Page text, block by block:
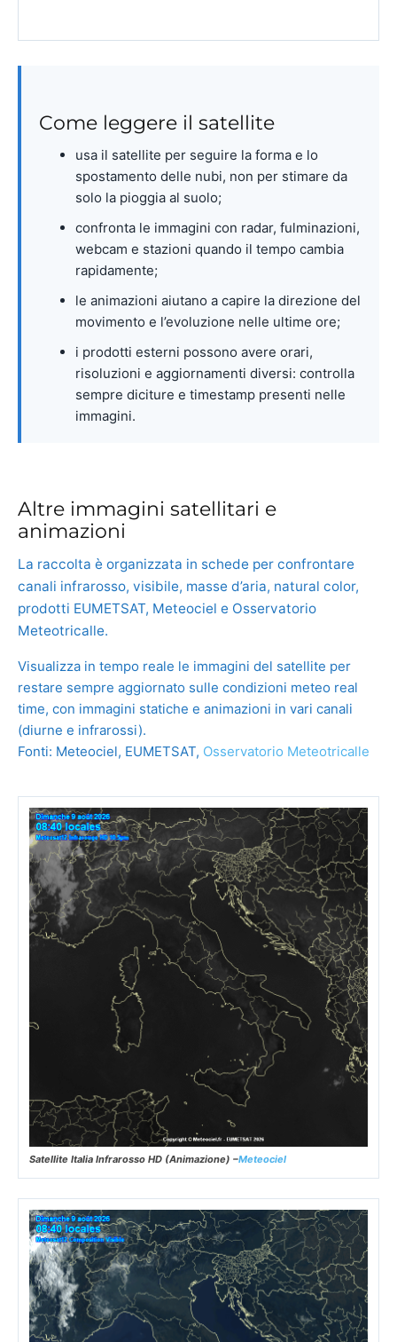
Come leggere il satellite
usa il satellite per seguire la forma e lo
spostamento delle nubi, non per stimare da
solo la pioggia al suolo;
confronta le immagini con radar, fulminazioni,
webcam e stazioni quando il tempo cambia
rapidamente;
le animazioni aiutano a capire la direzione del
movimento e l’evoluzione nelle ultime ore;
i prodotti esterni possono avere orari,
risoluzioni e aggiornamenti diversi: controlla
sempre diciture e timestamp presenti nelle
immagini.
Altre immagini satellitari e
animazioni
La raccolta è organizzata in schede per confrontare
canali infrarosso, visibile, masse d’aria, natural color,
prodotti EUMETSAT, Meteociel e Osservatorio
Meteotricalle.
Visualizza in tempo reale le immagini del satellite per
restare sempre aggiornato sulle condizioni meteo real
time, con immagini statiche e animazioni in vari canali
(diurne e infrarossi).
Fonti: Meteociel, EUMETSAT, Osservatorio Meteotricalle
Satellite Italia Infrarosso HD (Animazione) –Meteociel